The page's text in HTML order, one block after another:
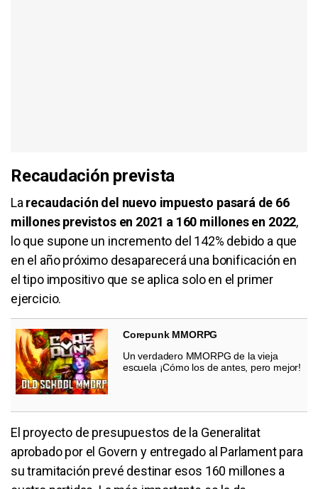
Recaudación prevista
La recaudación del nuevo impuesto pasará de 66
millones previstos en 2021 a 160 millones en 2022,
lo que supone un incremento del 142% debido a que
en el año próximo desaparecerá una bonificación en
el tipo impositivo que se aplica solo en el primer
ejercicio.
Corepunk MMORPG
Un verdadero MMORPG de la vieja
escuela ¡Cómo los de antes, pero mejor!
El proyecto de presupuestos de la Generalitat
aprobado por el Govern y entregado al Parlament para
su tramitación prevé destinar esos 160 millones a